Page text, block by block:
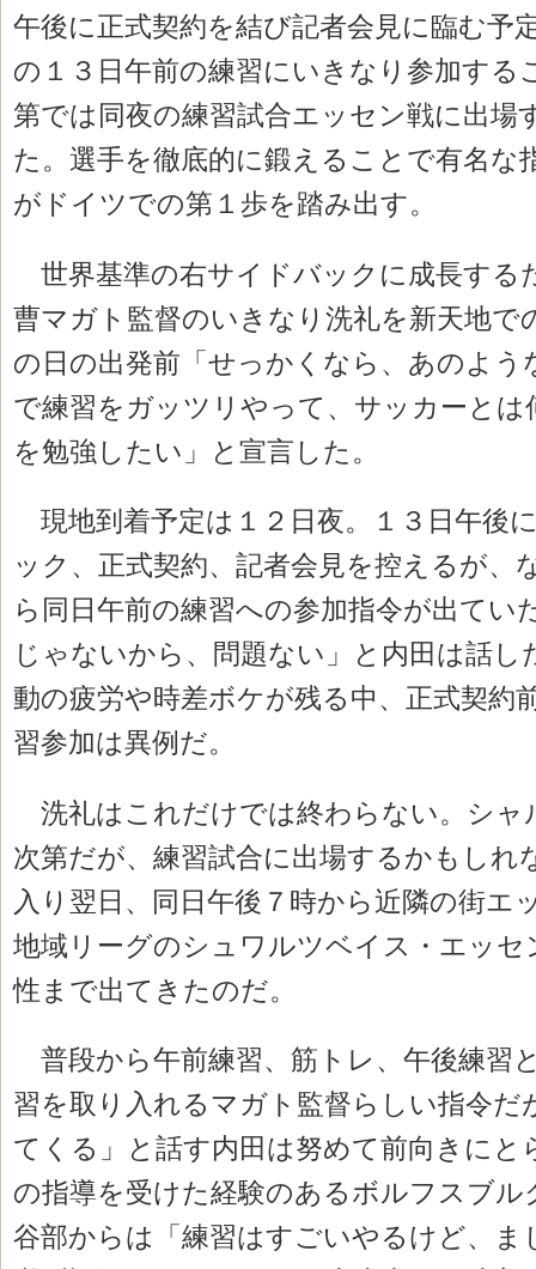
午後に正式契約を結び記者会見に臨む予
の１３日午前の練習にいきなり参加する
第では同夜の練習試合エッセン戦に出場
た。選手を徹底的に鍛えることで有名な
がドイツでの第１歩を踏み出す。
世界基準の右サイドバックに成長する
曹マガト監督のいきなり洗礼を新天地で
の日の出発前「せっかくなら、あのよう
で練習をガッツリやって、サッカーと
を勉強したい」と宣言した。
現地到着予定は１２日夜。１３日午後
ック、正式契約、記者会見を控えるが、
ら同日午前の練習への参加指令が出てい
じゃないから、問題ない」と内田は話し
動の疲労や時差ボケが残る中、正式契約
習参加は異例だ。
洗礼はこれだけでは終わらない。シャ
次第だが、練習試合に出場するかもしれ
入り翌日、同日午後７時から近隣の街エ
地域リーグのシュワルツベイス・エッセ
性まで出てきたのだ。
普段から午前練習、筋トレ、午後練習
習を取り入れるマガト監督らしい指令だ
てくる」と話す内田は努めて前向きにと
の指導を受けた経験のあるボルフスブル
谷部からは「練習はすごいやるけど、